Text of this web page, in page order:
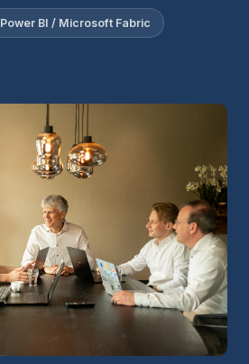
Power BI / Microsoft Fabric